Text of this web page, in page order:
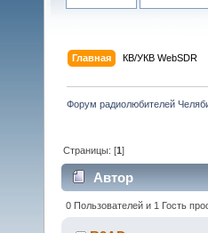
Главная КВ/УКВ WebSDR
Форум радиолюбителей
Страницы: [1]
Автор
0 Пользователей и 1 Гость